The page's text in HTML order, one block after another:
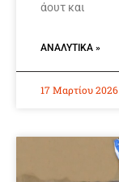
άουτ και
ΑΝΑΛΥΤΙΚΆ »
17 Μαρτίου 2026